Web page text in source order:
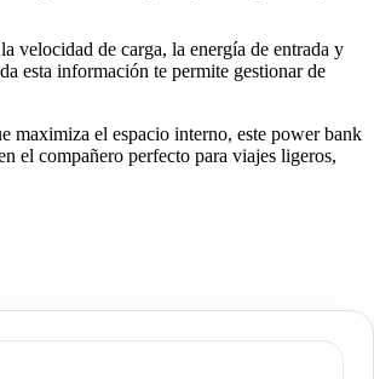
velocidad de carga, la energía de entrada y
esta información te permite gestionar de
maximiza el espacio interno, este power bank
el compañero perfecto para viajes ligeros,